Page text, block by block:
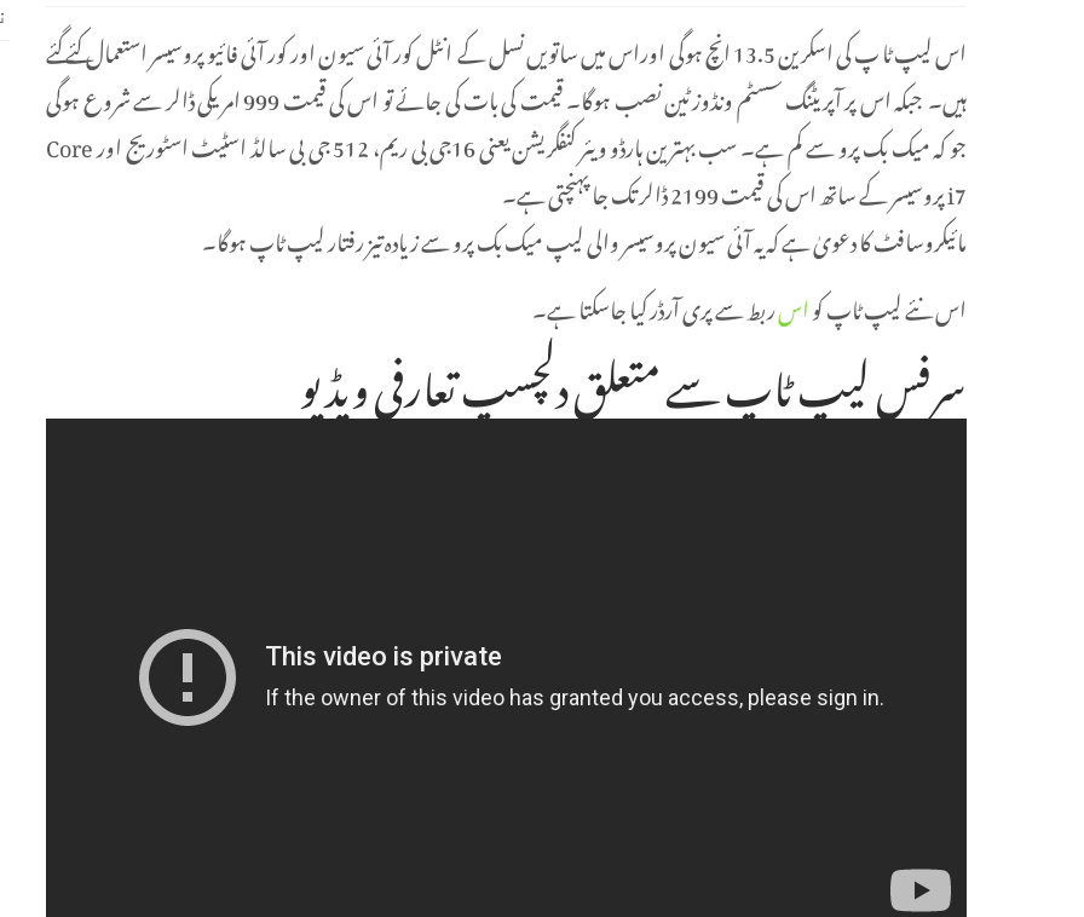
اس لیپ ٹا پ کی اسکرین 13.5 انچ ہوگی اوراس میں ساتویں نسل کے انٹل کور آئی سیون اور کور آئی فائیو پروسیسر استعمال کئے گئے
ہیں۔ جبکہ اس پر آپریٹنگ سسٹم ونڈوز ٹین نصب ہوگا۔ قیمت کی بات کی جائے تو اس کی قیمت 999 امریکی ڈالر سے شروع ہوگی
جو کہ میک بک پرو سے کم ہے۔ سب بہترین ہارڈو ویئر کنفگریشن یعنی 16جی بی ریم، 512 جی بی سالڈ اسٹیٹ اسٹوریج اور Core
i7 پروسیسر کے ساتھ اس کی قیمت 2199 ڈالر تک جا پہنچتی ہے۔
مائیکروسافٹ کا دعویٰ ہے کہ یہ آئی سیون پروسیسر والی لیپ میک بک پرو سے زیادہ تیز رفتار لیپ ٹاپ ہوگا۔
اس نئے لیپ ٹاپ کواسربط سے پری آرڈر کیا جاسکتا ہے۔
سرفس لیپ ٹاپ سے متعلق دلچسپ تعارفی ویڈیو